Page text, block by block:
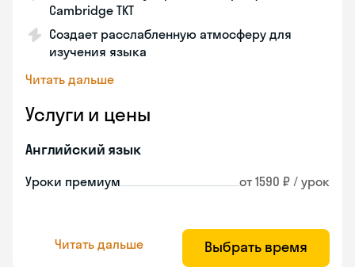
Cambridge TKT
Создает расслабленную атмосферу для
изучения языка
Читать дальше
Услуги и цены
Английский язык
Уроки премиум от 1590 ₽ / урок
Читать дальше Выбрать время